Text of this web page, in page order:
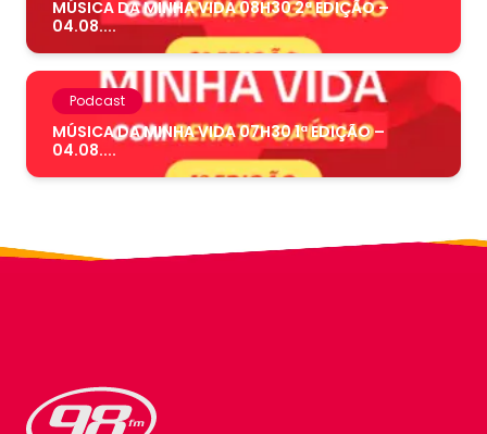
MÚSICA DA MINHA VIDA 08H30 2ª EDIÇÃO –
04.08....
Podcast
MÚSICA DA MINHA VIDA 07H30 1ª EDIÇÃO –
04.08....